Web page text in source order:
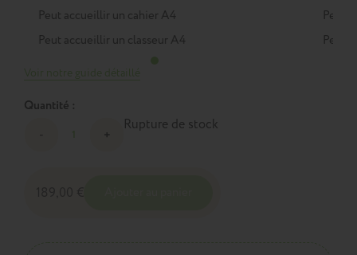
Peut accueillir un cahier A4
Peut accueillir un classeur A4
Peut
Peut
Quantité :
Rupture de stock